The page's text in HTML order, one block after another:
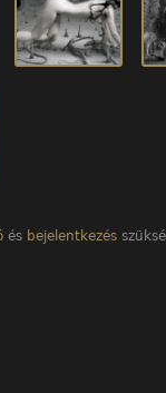
és bejelentkezés